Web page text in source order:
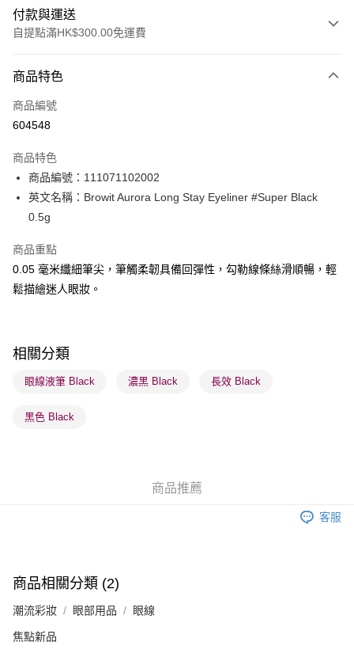
付款與運送
自提點滿HK$300.00免運費
信用卡
Apple Pay
PayMe
WeChat Pay
送貨方式
順豐自助櫃 - 確認發貨後1-3個工作天送達
順豐站及營業點 - 確認發貨後1-3個工作天送達
物流公司進行物流配送
取。逾期會取消訂單，並不會安排重寄
每筆HK$20.00，滿HK$100.00或以上免運費
澳門地區配送 - 確認發貨後1-4個工作天送達
商品特色
商品編號
604548
商品特色
商品編號：111071102002
英文名稱：Browit Aurora Long Stay Eyeliner #Super Black
0.5g
商品重點
0.05 毫米纖細筆尖，筆觸柔韌具備回彈性，勾勒線條絲滑順暢，輕
鬆描繪迷人眼妝。
相關分類
眼線液筆 Black 濃黑 Black 長效 Black
黑色 Black
商品推薦
客服
商品相關分類 (2)
潮流彩妝 眼部用品 眼線
焦點新品